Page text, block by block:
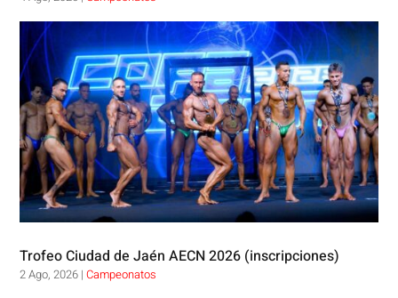
Trofeo Ciudad de Jaén AECN 2026 (inscripciones)
2 Ago, 2026 |Campeonatos